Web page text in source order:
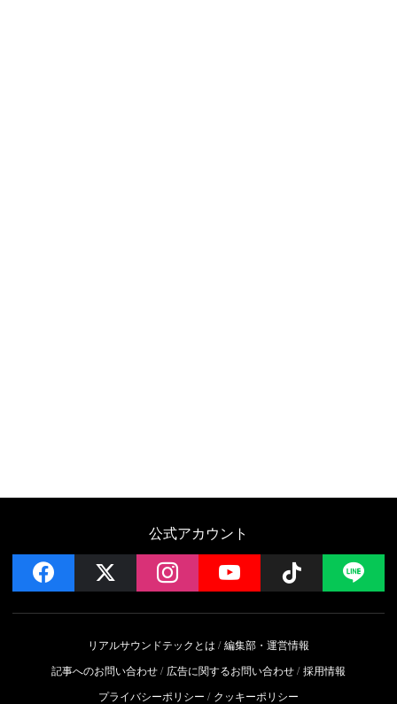
公式アカウント
facebook instagramYouTube Follow
リアルサウンドテックとは
編集部・運営情報
記事へのお問い合わせ
広告に関するお問い合わせ 採用情報
プライバシーポリシー
クッキーポリシー